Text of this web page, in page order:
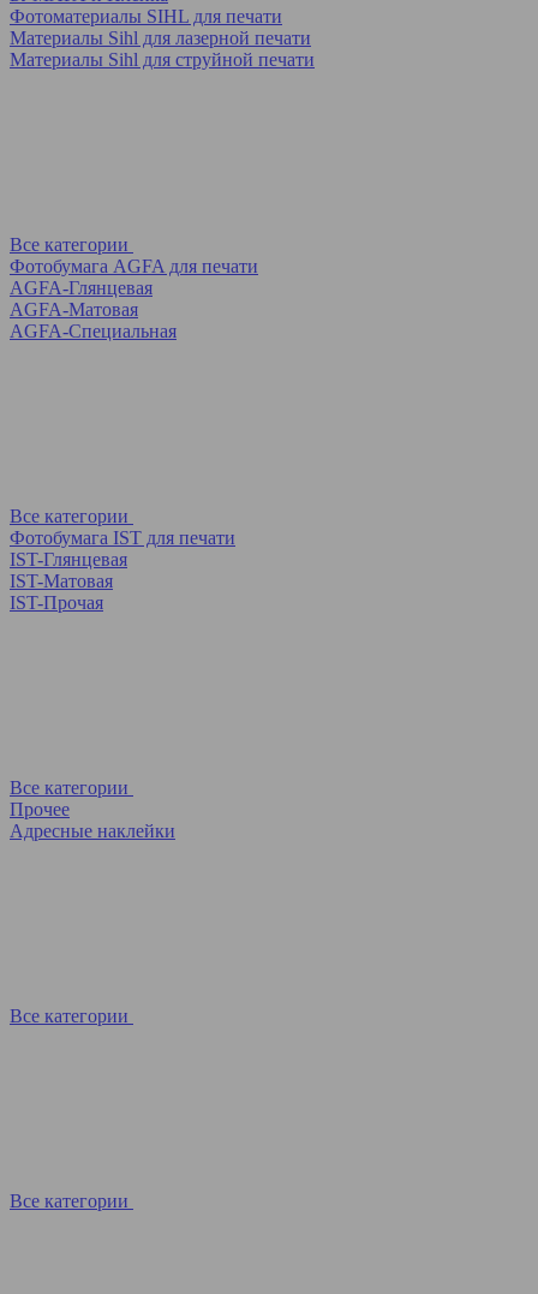
Фотоматериалы SIHL для печати
Материалы Sihl для лазерной печати
Материалы Sihl для струйной печати
Все категории
Фотобумага AGFA для печати
AGFA-Глянцевая
AGFA-Матовая
AGFA-Специальная
Все категории
Фотобумага IST для печати
IST-Глянцевая
IST-Матовая
IST-Прочая
Все категории
Прочее
Адресные наклейки
Все категории
Все категории